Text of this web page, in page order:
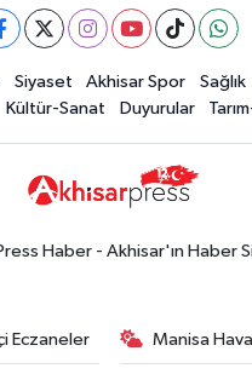
güncel fiyatlar
14:40Türkiye'nin En İyi Kuruyemiş
Markası: Halktan
Siyaset
15:49
Siyaset Akhisar Spor Sağlık
Kültür-Sanat Duyurular
Haber - Akhisar'ın Haber
Eczaneler Manisa